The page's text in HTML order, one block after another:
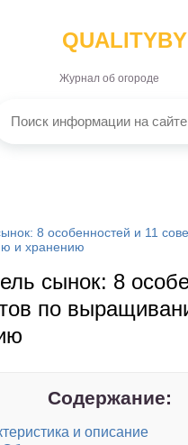
QUALITYBY
Журнал об огороде
8 особенностей и 11
и хранению
сынок: 8
по
Содержание:
и описание